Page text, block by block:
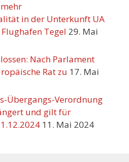
in der Unterkunft UA
Tegel 29. Mai
Nach Parlament
Rat zu 17. Mai
Übergangs-Verordnung
und gilt für
11. Mai 2024